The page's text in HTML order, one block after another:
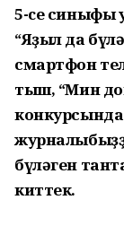
5-cе синыфы
“Яҙыл да
смартфон
тыш, “Мин
конкурсында
бүләген
киттек.